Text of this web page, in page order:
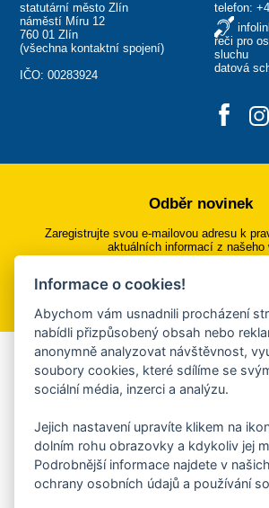
statutární město Zlín
náměstí Míru 12
760 01 Zlín
(všechna kontaktní spojení)
IČO: 00283924
telefon:
řeči pro
sluchu
datová
Odběr novinek
Zaregistrujte svou e-mailovou adresu k
aktuálních informací z našeho
Přihlásit se k odběru
Aplikace Mobilní
Chcete dostávat do svého mobilu či
ankety, pozvánky na kulturní a
Více informací o aplikaci
Informace o cookies!
Abychom vám usnadnili procházení
nabídli přizpůsobený obsah nebo
anonymně analyzovat návštěvnost,
soubory cookies, které sdílíme se
sociální média, inzerci a analýzu.
Jejich nastavení upravíte klikem na
dolním rohu obrazovky a kdykoliv jej
Podrobnější informace najdete v
ochrany osobních údajů a používání